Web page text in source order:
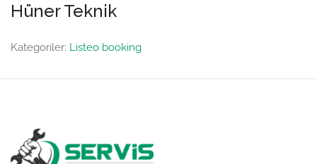
Hüner Teknik
Kategoriler: Listeo booking